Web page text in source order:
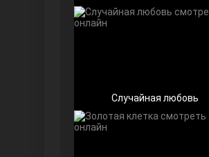
Далекий город
Случайная любовь